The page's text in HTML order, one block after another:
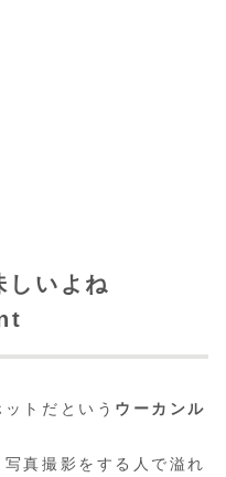
しいよね
トだという ウーカンル
真撮影をする人で溢れ